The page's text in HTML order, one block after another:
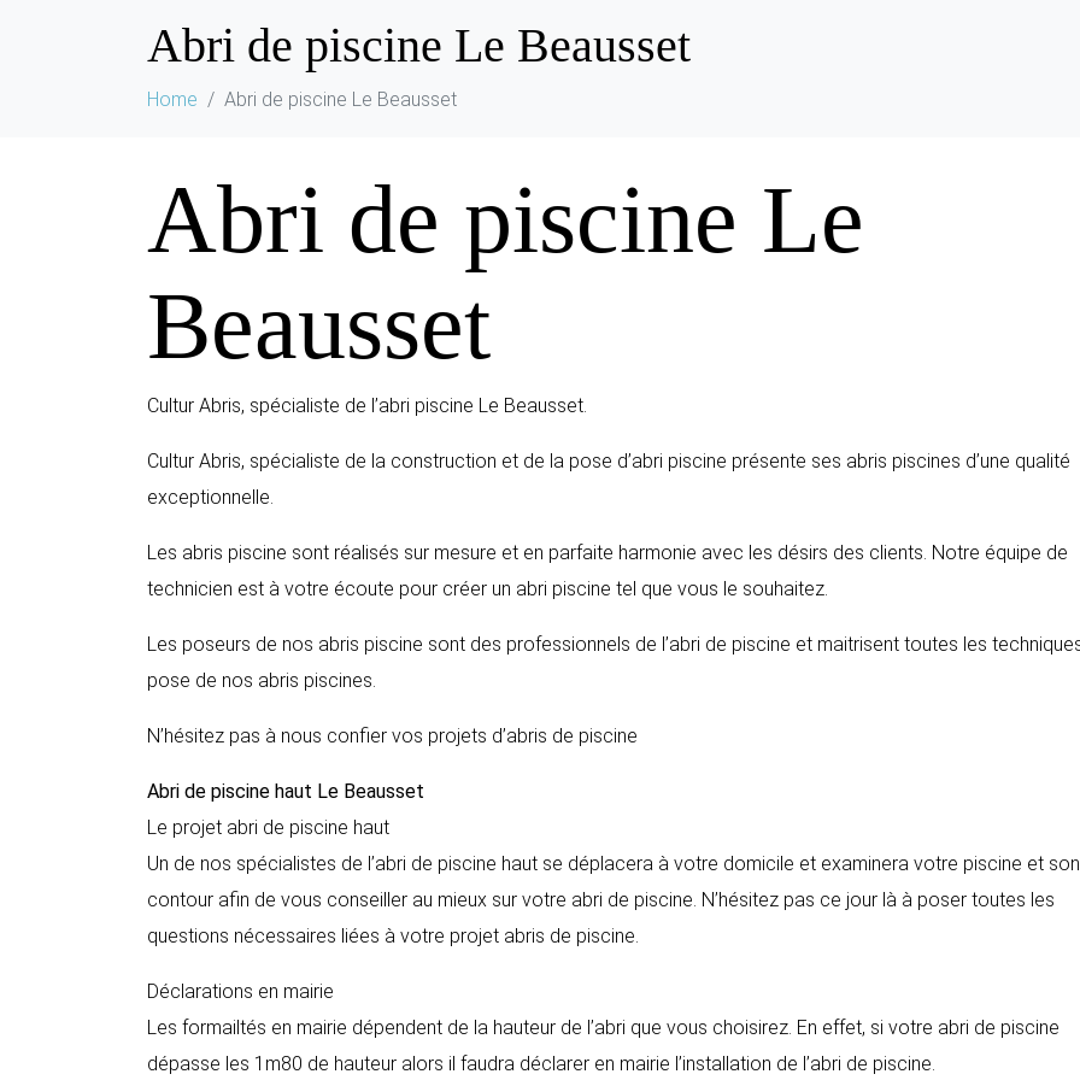
Abri de piscine Le Beausset
Home Abri de piscine Le Beausset
Abri de piscine Le
Beausset
Cultur Abris, spécialiste de l’abri piscine Le Beausset.
Cultur Abris, spécialiste de la construction et de la pose d’abri piscine présente ses abris piscines d’une qualité
exceptionnelle.
Les abris piscine sont réalisés sur mesure et en parfaite harmonie avec les désirs des clients. Notre équipe de
technicien est à votre écoute pour créer un abri piscine tel que vous le souhaitez.
Les poseurs de nos abris piscine sont des professionnels de l’abri de piscine et maitrisent toutes les
pose de nos abris piscines.
N’hésitez pas à nous confier vos projets d’abris de piscine
Abri de piscine haut Le Beausset
Le projet abri de piscine haut
Un de nos spécialistes de l’abri de piscine haut se déplacera à votre domicile et examinera votre piscine et son
contour afin de vous conseiller au mieux sur votre abri de piscine. N’hésitez pas ce jour là à poser toutes les
questions nécessaires liées à votre projet abris de piscine.
Déclarations en mairie
Les formailtés en mairie dépendent de la hauteur de l’abri que vous choisirez. En effet, si votre abri de piscine
dépasse les 1m80 de hauteur alors il faudra déclarer en mairie l’installation de l’abri de piscine.